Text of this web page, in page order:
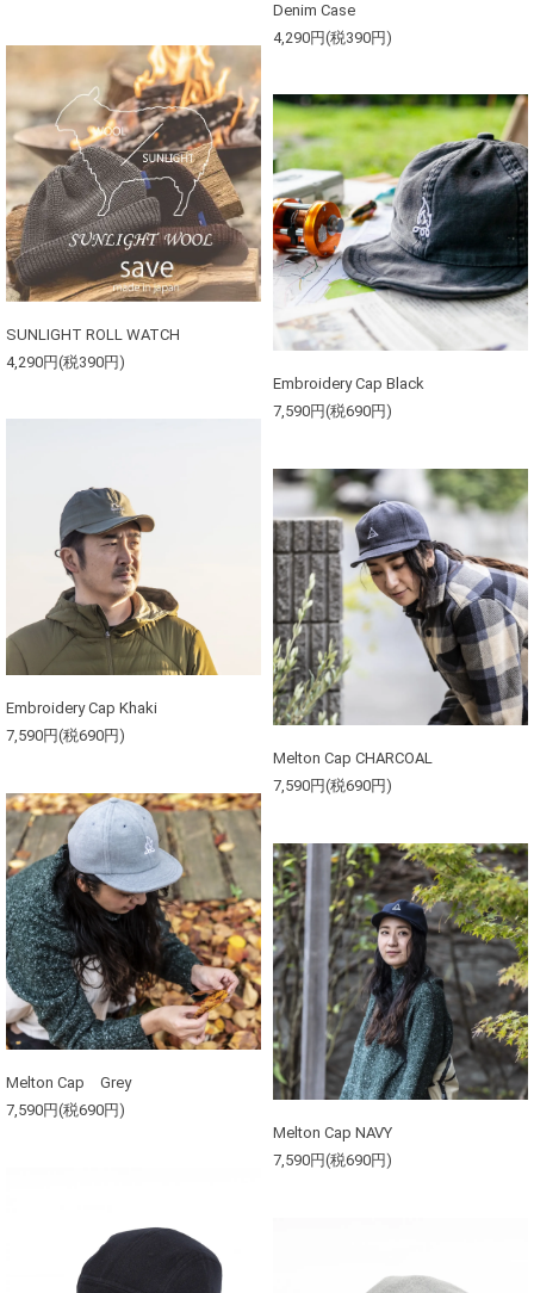
Denim Case
4,290円(税390円)
SUNLIGHT ROLL WATCH
4,290円(税390円)
Embroidery Cap Black
7,590円(税690円)
Embroidery Cap Khaki
7,590円(税690円)
Melton Cap CHARCOAL
7,590円(税690円)
Melton Cap Grey
7,590円(税690円)
Melton Cap NAVY
7,590円(税690円)